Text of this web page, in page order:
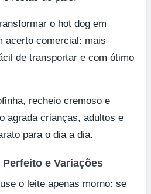
o hot dog em
acerto comercial: mais
de transportar e com ótimo
recheio cremoso e
agrada crianças, adultos e
para o dia a dia.
e Variações
o leite apenas morno: se